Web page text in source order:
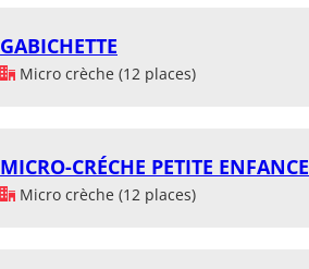
GABICHETTE
Micro crèche (12 places)
MICRO-CRÉCHE PETITE ENFANCE
Micro crèche (12 places)